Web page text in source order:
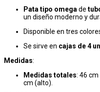
Pata tipo omega de
un diseño moderno y
Disponible en tres
Se sirve en cajas de 4
Medidas:
Medidas totales: 46
cm (alto).